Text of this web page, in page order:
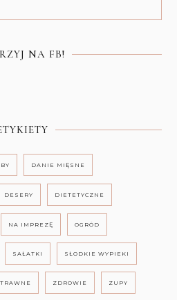
NA FB!
DANIE MIĘSNE
DESERY DIETETYCZNE
NA IMPREZĘ OGRÓD
SAŁATKI SŁODKIE WYPIEKI
ZDROWIE ZUPY